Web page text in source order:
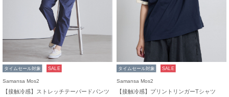
タイムセール対象 SALE
Samansa Mos2
【接触冷感】ストレッチテーパードパンツ
タイムセール対象 SALE
Samansa Mos2
【接触冷感】プリントリンガーTシャツ